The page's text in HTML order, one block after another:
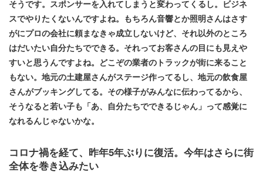
そうです。スポンサーを入れてしまうと変わってくるし。ビジネ
スでやりたくないんですよね。もちろん音響とか照明さんはさす
がにプロの会社に頼まなきゃ成立しないけど、それ以外のところ
はだいたい自分たちでできる。それってお客さんの目にも見えや
すいと思うんですよね。どこぞの業者のトラックが街に来ること
もない。地元の土建屋さんがステージ作ってるし、地元の飲食屋
さんがブッキングしてる。その様子がみんなに伝わってるから、
そうなると若い子も「あ、自分たちでできるじゃん」って感覚に
なれるんじゃないかな。
コロナ禍を経て、昨年5年ぶりに復活。今年はさらに街
全体を巻き込みたい